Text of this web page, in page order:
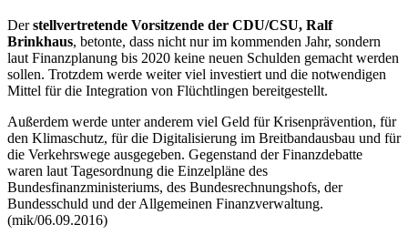
Derstellvertretende Vorsitzende der CDU/CSU, Ralf
Brinkhaus, betonte, dass nicht nur im kommenden Jahr, sondern
laut Finanzplanung bis 2020 keine neuen Schulden gemacht werden
sollen. Trotzdem werde weiter viel investiert und die notwendigen
Mittel für die Integration von Flüchtlingen bereitgestellt.
Außerdem werde unter anderem viel Geld für Krisenprävention, für
den Klimaschutz, für die Digitalisierung im Breitbandausbau und für
die Verkehrswege ausgegeben. Gegenstand der Finanzdebatte
waren laut Tagesordnung die Einzelpläne des
Bundesfinanzministeriums, des Bundesrechnungshofs, der
Bundesschuld und der Allgemeinen Finanzverwaltung.
(mik/06.09.2016)